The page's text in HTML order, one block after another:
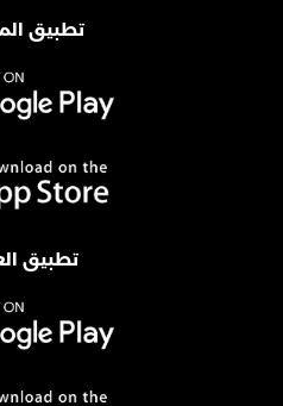
تطبيق
تطبيق